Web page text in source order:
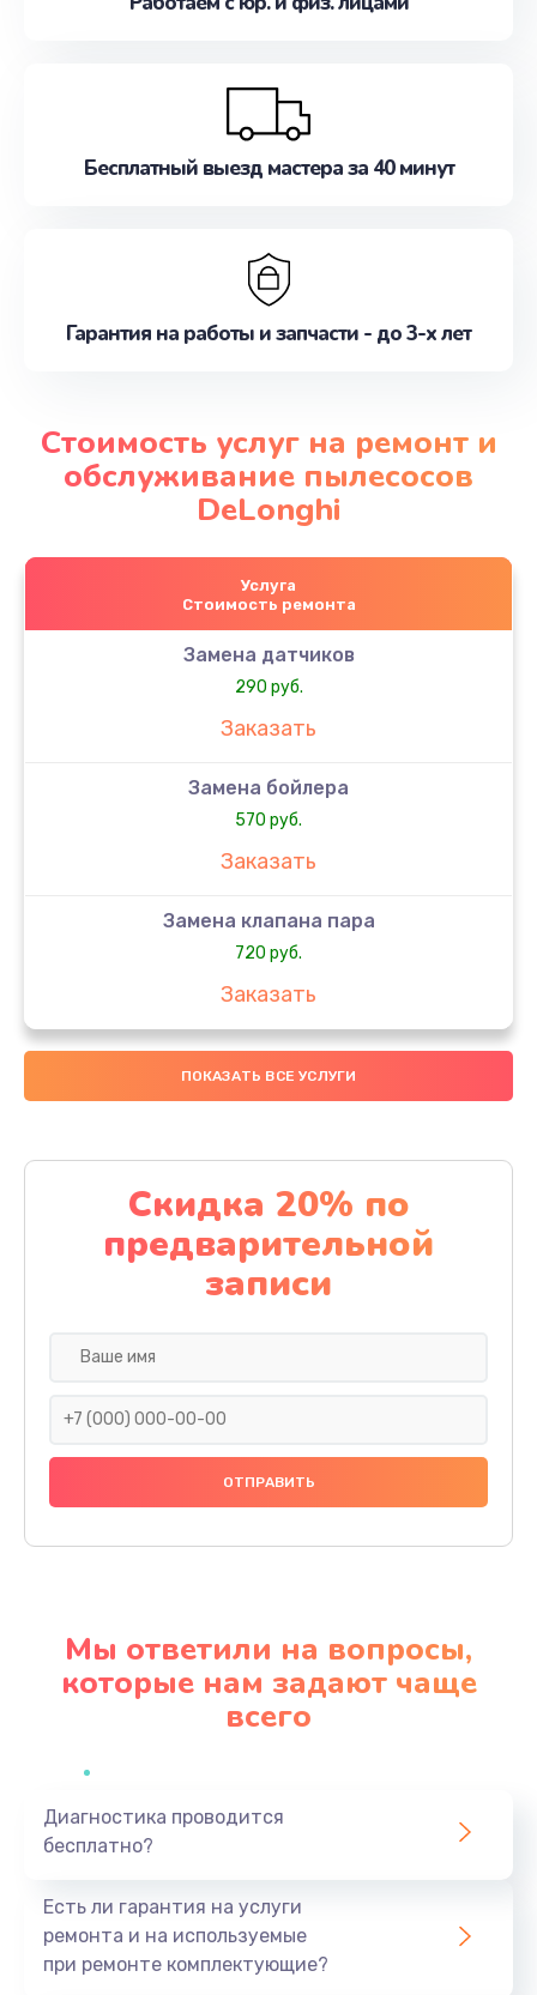
Бесплатный выезд мастера за 40 минут
Гарантия на работы и запчасти - до 3-х лет
Стоимость услуг на ремонт и
обслуживание пылесосов
DeLonghi
Услуга
Стоимость ремонта
Замена датчиков
290 руб.
Заказать
Замена бойлера
570 руб.
Заказать
Замена клапана пара
720 руб.
Заказать
Замена бака воды
700 руб.
Чистка с разбором кофемашины
600 руб.
Заказать
Ремонт капучинатора
600 руб.
Заказать
Комплексная профилактика
Ремонт электромагнитного клапана
Заказать
ПОКАЗАТЬ ВСЕ УСЛУГИ
Скидка 20% по
предварительной
записи
Мы ответили на вопросы,
которые нам задают чаще
всего
Диагностика проводится
бесплатно?
Есть ли гарантия на услуги
ремонта и на используемые
при ремонте комплектующие?